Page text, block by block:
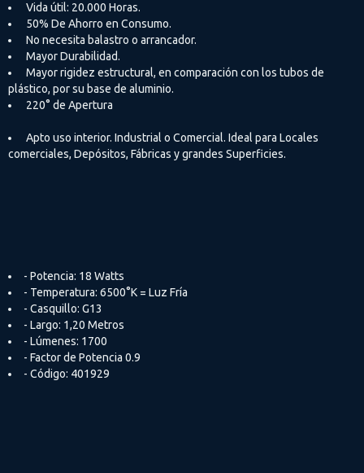
 Vida útil: 20.000 Horas.
 50% De Ahorro en Consumo.
 No necesita balastro o arrancador.
 Mayor Durabilidad.
 Mayor rigidez estructural, en comparación con los tubos de
plástico, por su base de aluminio.
 220° de Apertura
 Apto uso interior. Industrial o Comercial. Ideal para Locales
comerciales, Depósitos, Fábricas y grandes Superficies.
- Potencia: 18 Watts
- Temperatura: 6500°K = Luz Fría
- Casquillo: G13
- Largo: 1,20 Metros
- Lúmenes: 1700
- Factor de Potencia 0.9
- Código: 401929